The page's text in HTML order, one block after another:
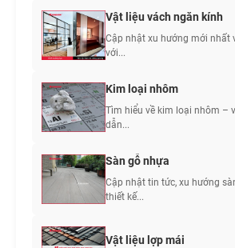
Vật liệu vách ngăn kính
Cập nhật xu hướng mới nhất
với...
Kim loại nhôm
Tìm hiểu về kim loại nhôm –
dẫn...
Sàn gỗ nhựa
Cập nhật tin tức, xu hướng
thiết kế...
Vật liệu lợp mái